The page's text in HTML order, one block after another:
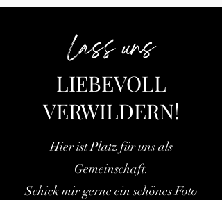
Lass uns
LIEBEVOLL
VERWILDERN!
Hier ist Platz für uns als
Gemeinschaft.
Schick mir gerne ein schönes Foto